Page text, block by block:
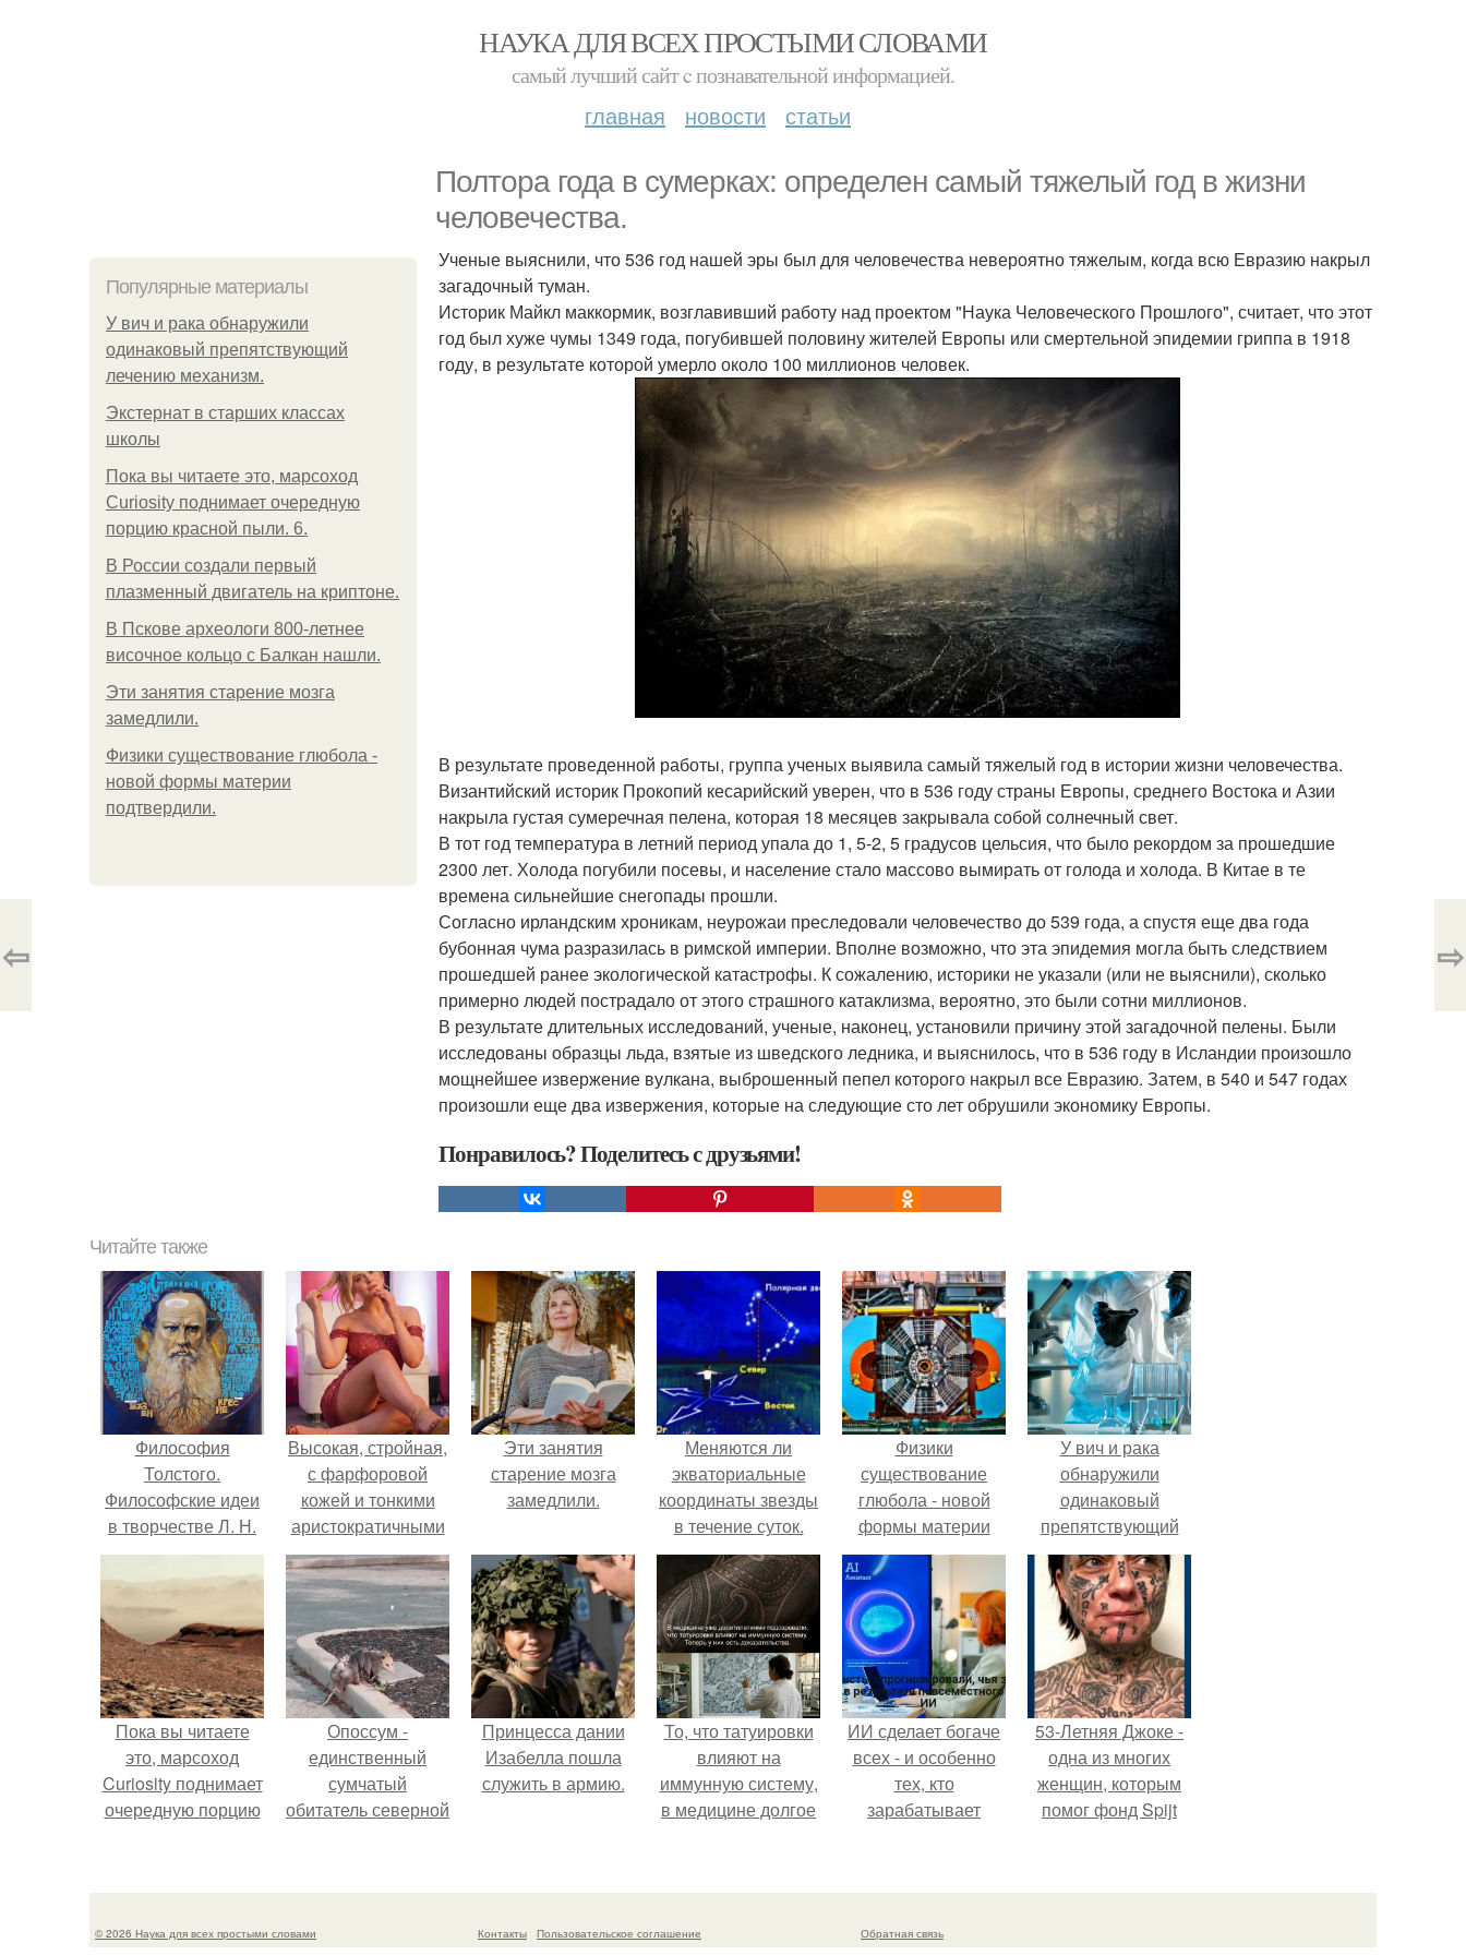
НАУКА ДЛЯ ВСЕХ ПРОСТЫМИ СЛОВАМИ
самый лучший сайт c познавательной информацией.
главная новости статьи
Полтора года в сумерках: определен самый тяжелый год в жизни
человечества.
Популярные материалы
У вич и рака обнаружили
одинаковый препятствующий
лечению механизм.
Экстернат в старших классах
школы
Пока вы читаете это, марсоход
Curiosity поднимает очередную
порцию красной пыли. 6.
В России создали первый
плазменный двигатель на криптоне.
В Пскове археологи 800-летнее
височное кольцо с Балкан нашли.
Эти занятия старение мозга
замедлили.
Физики существование глюбола -
новой формы материи
подтвердили.
Ученые выяснили, что 536 год нашей эры был для человечества невероятно тяжелым, когда всю Евразию накрыл
загадочный туман.
Историк Майкл маккормик, возглавивший работу над проектом "Наука Человеческого Прошлого", считает, что этот
год был хуже чумы 1349 года, погубившей половину жителей Европы или смертельной эпидемии гриппа в 1918
году, в результате которой умерло около 100 миллионов человек.
В результате проведенной работы, группа ученых выявила самый тяжелый год в истории жизни человечества.
Византийский историк Прокопий кесарийский уверен, что в 536 году страны Европы, среднего Востока и Азии
накрыла густая сумеречная пелена, которая 18 месяцев закрывала собой солнечный свет.
В тот год температура в летний период упала до 1, 5-2, 5 градусов цельсия, что было рекордом за прошедшие
2300 лет. Холода погубили посевы, и население стало массово вымирать от голода и холода. В Китае в те
времена сильнейшие снегопады прошли.
Согласно ирландским хроникам, неурожаи преследовали человечество до 539 года, а спустя еще два года
бубонная чума разразилась в римской империи. Вполне возможно, что эта эпидемия могла быть следствием
прошедшей ранее экологической катастрофы. К сожалению, историки не указали (или не выяснили), сколько
примерно людей пострадало от этого страшного катаклизма, вероятно, это были сотни миллионов.
В результате длительных исследований, ученые, наконец, установили причину этой загадочной пелены. Были
исследованы образцы льда, взятые из шведского ледника, и выяснилось, что в 536 году в Исландии произошло
мощнейшее извержение вулкана, выброшенный пепел которого накрыл все Евразию. Затем, в 540 и 547 годах
произошли еще два извержения, которые на следующие сто лет обрушили экономику Европы.
Понравилось? Поделитесь с друзьями!
⇦ ⇨
Читайте также
Философия
Толстого.
Философские идеи
в творчестве Л. Н.
Толстого.
Высокая, стройная,
с фарфоровой
кожей и тонкими
аристократичными
чертами, эль
выглядит так, будто
сошла с полотна
художника.
Эти занятия
старение мозга
замедлили.
Меняются ли
экваториальные
координаты звезды
в течение суток.
Определение
географических
координат по
звездам.
Физики
существование
глюбола - новой
формы материи
подтвердили.
У вич и рака
обнаружили
одинаковый
препятствующий
лечению механизм.
Пока вы читаете
это, марсоход
Curiosity поднимает
очередную порцию
Опоссум -
единственный
сумчатый
обитатель северной
Принцесса дании
Изабелла пошла
служить в армию.
То, что татуировки
влияют на
иммунную систему,
в медицине долгое
лишь как гипотеза.
ИИ сделает богаче
всех - и особенно
тех, кто
зарабатывает
53-Летняя Джоке -
одна из многих
женщин, которым
помог фонд Spijt
Роттердаме.
© 2026 Наука для всех простыми словами Контакты
Пользовательское соглашение
Обратная связь